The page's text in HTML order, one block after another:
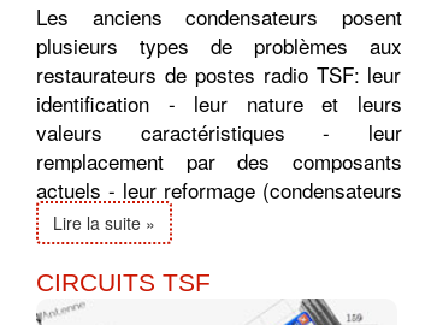
Les anciens condensateurs posent
plusieurs types de problèmes aux
restaurateurs de postes radio TSF: leur
identification - leur nature et leurs
valeurs caractéristiques - leur
remplacement par des composants
actuels - leur reformage (condensateurs
chimiques)...
Lire la suite »
CIRCUITS TSF